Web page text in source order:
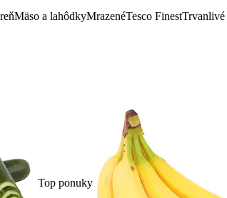
Mäso a lahôdkyMrazenéTesco Finest
Top ponuky